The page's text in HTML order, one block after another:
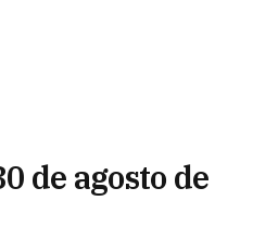
de agosto de